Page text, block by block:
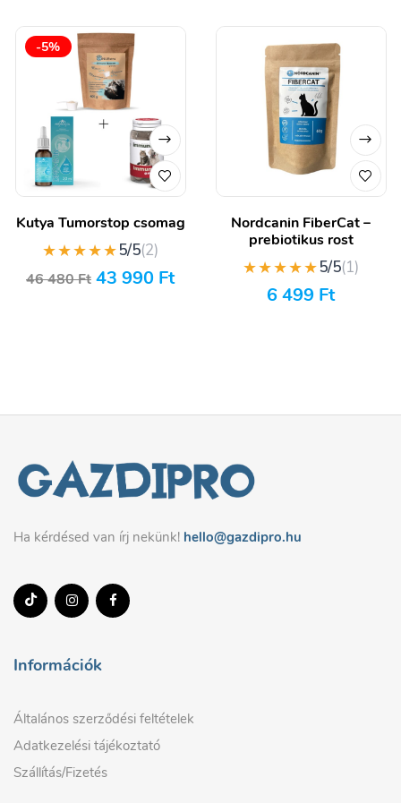
-5%
Kutya Tumorstop csomag
★★★★★5/5(2)
46 480Ft 43 990 Ft
Nordcanin FiberCat –
prebiotikus rost
★★★★★5/5(1)
6 499 Ft
Ha kérdésed van írj nekünk! hello@gazdipro.hu
Információk
Általános szerződési feltételek
Adatkezelési tájékoztató
Szállítás/Fizetés